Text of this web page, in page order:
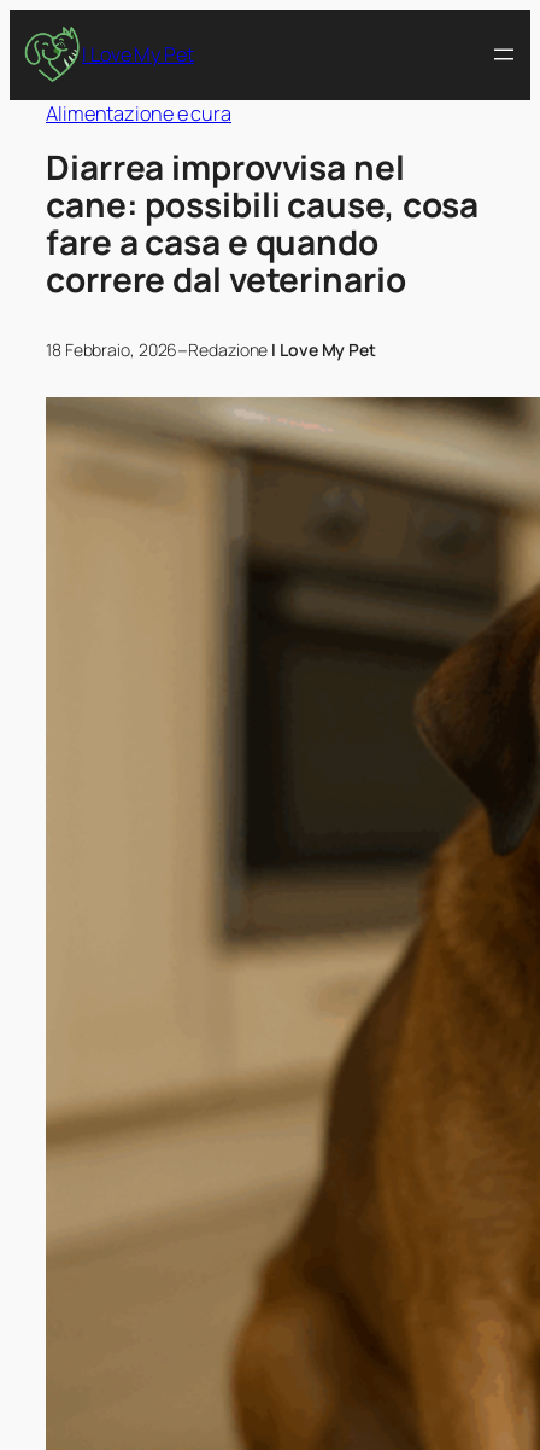
I Love My Pet
Alimentazione e cura
Diarrea improvvisa nel
cane: possibili cause, cosa
fare a casa e quando
correre dal veterinario
18 Febbraio, 2026–Redazione I Love My Pet